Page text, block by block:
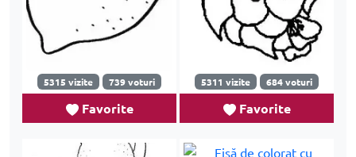
5315 vizite 739 voturi
Favorite
5311 vizite 684 voturi
Favorite